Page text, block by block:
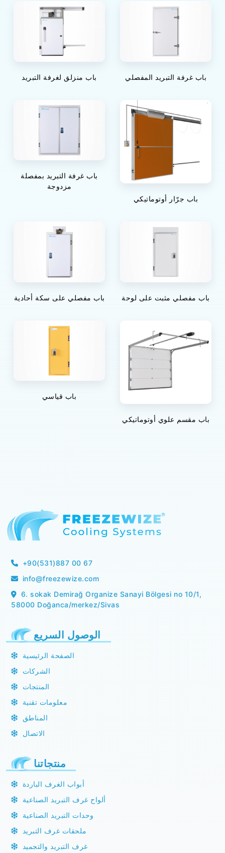
باب منزلق لغرفة التبريد باب غرفة التبريد المفصلي
باب غرفة التبريد بمفصلة
مزدوجة
باب جرّار أوتوماتيكي
باب مفصلي على سكة أحادية باب مفصلي مثبت على لوحة
باب قياسي
باب مقسم علوي أوتوماتيكي
+90(531)887 00 67
info@freezewize.com
6. sokak Demirağ Organize Sanayi Bölgesi no 10/1,
58000 Doğanca/merkez/Sivas
الوصول السريع
الصفحة الرئيسية
الشركات
المنتجات
معلومات تقنية
المناطق
الاتصال
منتجاتنا
أبواب الغرف الباردة
ألواح غرف التبريد الصناعية
وحدات التبريد الصناعية
ملحقات غرف التبريد
غرف التبريد والتجميد